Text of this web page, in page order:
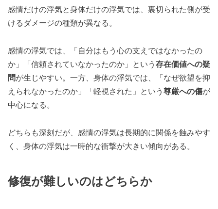
感情だけの浮気と身体だけの浮気では、裏切られた側が受
けるダメージの種類が異なる。
感情の浮気では、「自分はもう心の支えではなかったの
か」「信頼されていなかったのか」という 存在価値への疑
問が生じやすい。一方、身体の浮気では、「なぜ欲望を抑
えられなかったのか」「軽視された」という 尊厳への傷が
中心になる。
どちらも深刻だが、感情の浮気は長期的に関係を蝕みやす
く、身体の浮気は一時的な衝撃が大きい傾向がある。
修復が難しいのはどちらか